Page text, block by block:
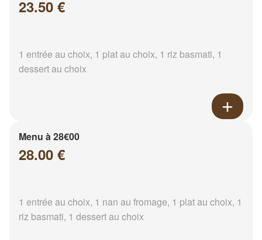
23.50 €
1 entrée au choix, 1 plat au choix, 1 riz basmati, 1
dessert au choix
Menu à 28€00
28.00 €
1 entrée au choix, 1 nan au fromage, 1 plat au choix, 1
riz basmati, 1 dessert au choix